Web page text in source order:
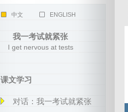
中文 ENGLISH
我一考试就紧张
I get nervous at tests
课文学习
对话：我一考试就紧张